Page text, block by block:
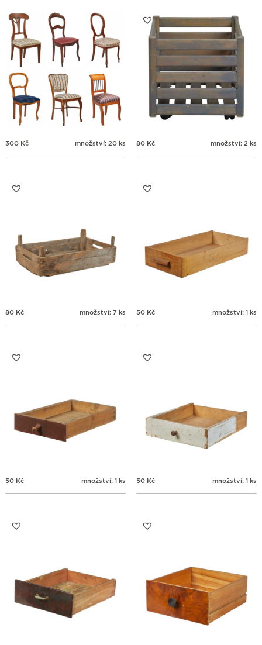
300 Kč množství: 20 ks 80 Kč množství: 2 ks
80 Kč množství: 7 ks 50 Kč množství: 1 ks
50 Kč množství: 1 ks 50 Kč množství: 1 ks